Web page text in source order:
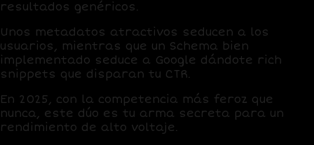
resultados genéricos.
Unos metadatos atractivos seducen a los
usuarios, mientras que un Schema bien
implementado seduce a Google dándote rich
snippets que disparan tu CTR.
En 2025, con la competencia más feroz que
nunca, este dúo es tu arma secreta para un
rendimiento de alto voltaje.